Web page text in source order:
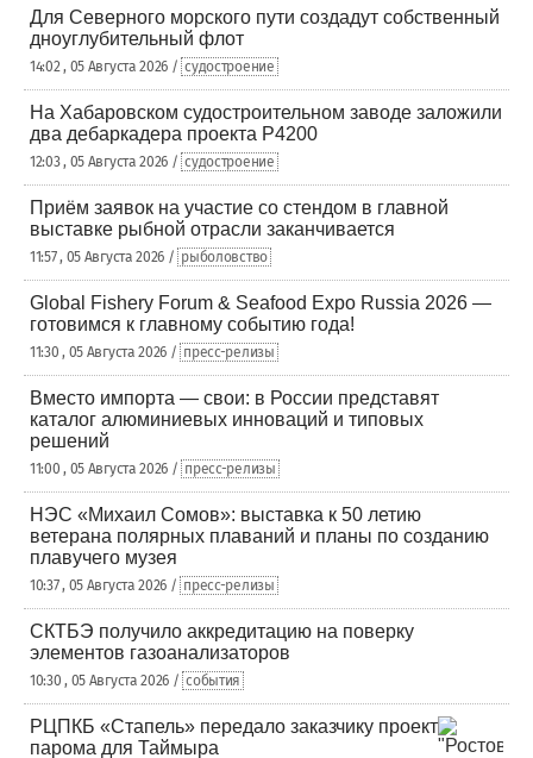
Для Северного морского пути создадут собственный
дноуглубительный флот
14:02 , 05 Августа 2026 / судостроение
На Хабаровском судостроительном заводе заложили
два дебаркадера проекта Р4200
12:03 , 05 Августа 2026 / судостроение
Приём заявок на участие со стендом в главной
выставке рыбной отрасли заканчивается
11:57 , 05 Августа 2026 / рыболовство
Global Fishery Forum & Seafood Expo Russia 2026 —
готовимся к главному событию года!
11:30 , 05 Августа 2026 / пресс-релизы
Вместо импорта — свои: в России представят
каталог алюминиевых инноваций и типовых
решений
11:00 , 05 Августа 2026 / пресс-релизы
НЭС «Михаил Сомов»: выставка к 50 летию
ветерана полярных плаваний и планы по созданию
плавучего музея
10:37 , 05 Августа 2026 / пресс-релизы
СКТБЭ получило аккредитацию на поверку
элементов газоанализаторов
10:30 , 05 Августа 2026 / события
РЦПКБ «Стапель» передало заказчику проект
парома для Таймыра